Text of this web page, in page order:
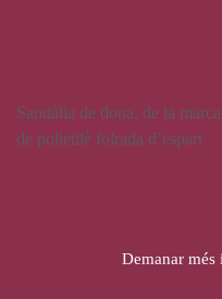
Sandàlia de dona, de la
de polietilè folrada d’espart
Demanar